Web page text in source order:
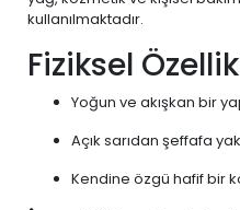
kullanılmaktadır.
Fiziksel
Yoğun ve akışkan bir
Açık sarıdan şeffafa
Kendine özgü hafif bir